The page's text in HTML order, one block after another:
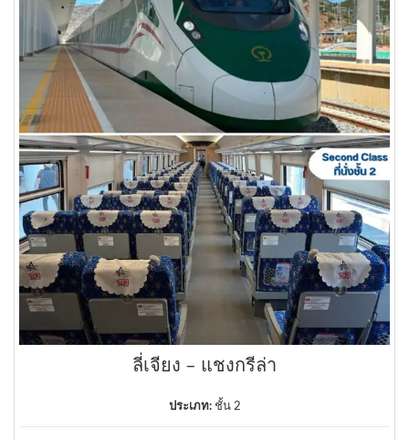
ลี่เจียง – แชงกรีล่า
ประเภท: ชั้น 2